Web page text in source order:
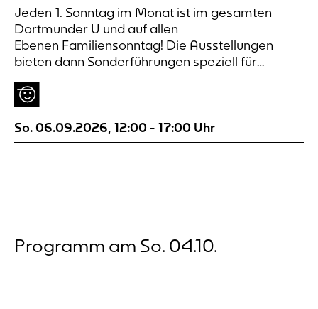
Jeden 1. Sonntag im Monat ist im gesamten
Dortmunder U und auf allen
Ebenen Familiensonntag! Die Ausstellungen
bieten dann Sonderführungen speziell für
jüngere und ältere Kinder an.
So. 06.09.2026, 12:00 - 17:00 Uhr
Programm am So. 04.10.